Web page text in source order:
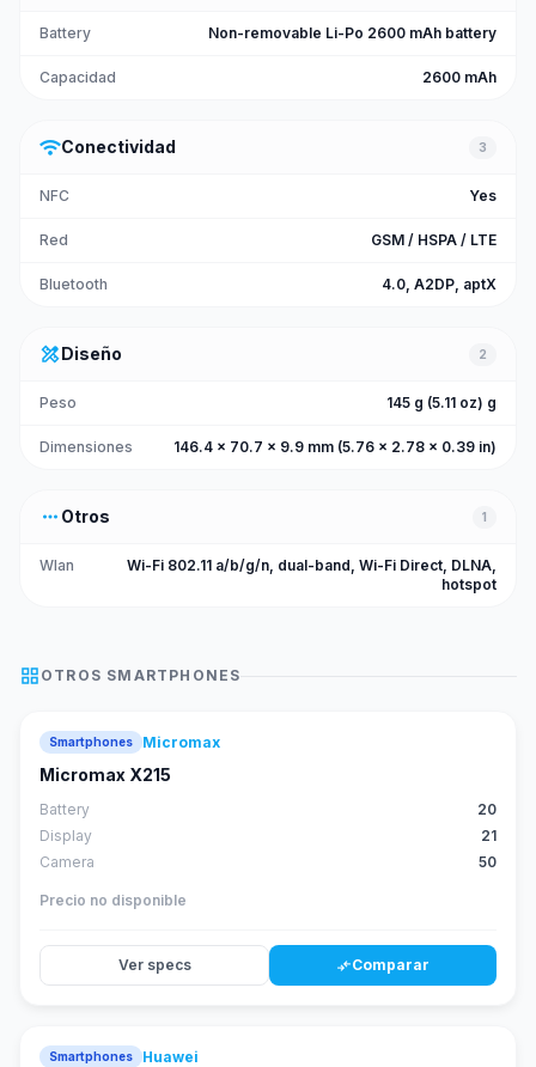
Battery Non-removable Li-Po 2600 mAh battery
Capacidad 2600 mAh
wifiConectividad 3
NFC Yes
Red GSM / HSPA / LTE
Bluetooth 4.0, A2DP, aptX
design_servicesDiseño 2
Peso 145 g (5.11 oz) g
Dimensiones 146.4 x 70.7 x 9.9 mm (5.76 x 2.78 x 0.39 in)
more_horiz Otros 1
Wlan
Wi-Fi 802.11 a/b/g/n, dual-band, Wi-Fi Direct, DLNA,
hotspot
grid_view OTROS SMARTPHONES
Smartphones Micromax
Micromax X215
Battery
20
Display
21
Camera
50
Precio no disponible
Ver specs compare_arrowsComparar
Smartphones Huawei